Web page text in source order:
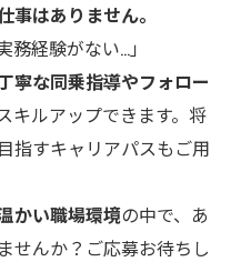
事はありません。
務経験がない…」
寧な同乗指導やフォロー
キルアップできます。将
指すキャリアパスもご用
かい職場環境の中で、あ
せんか？ご応募お待ちし